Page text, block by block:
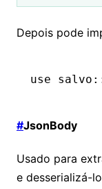
Depois pode
use salvo
#JsonBody
Usado para
e desserializá-